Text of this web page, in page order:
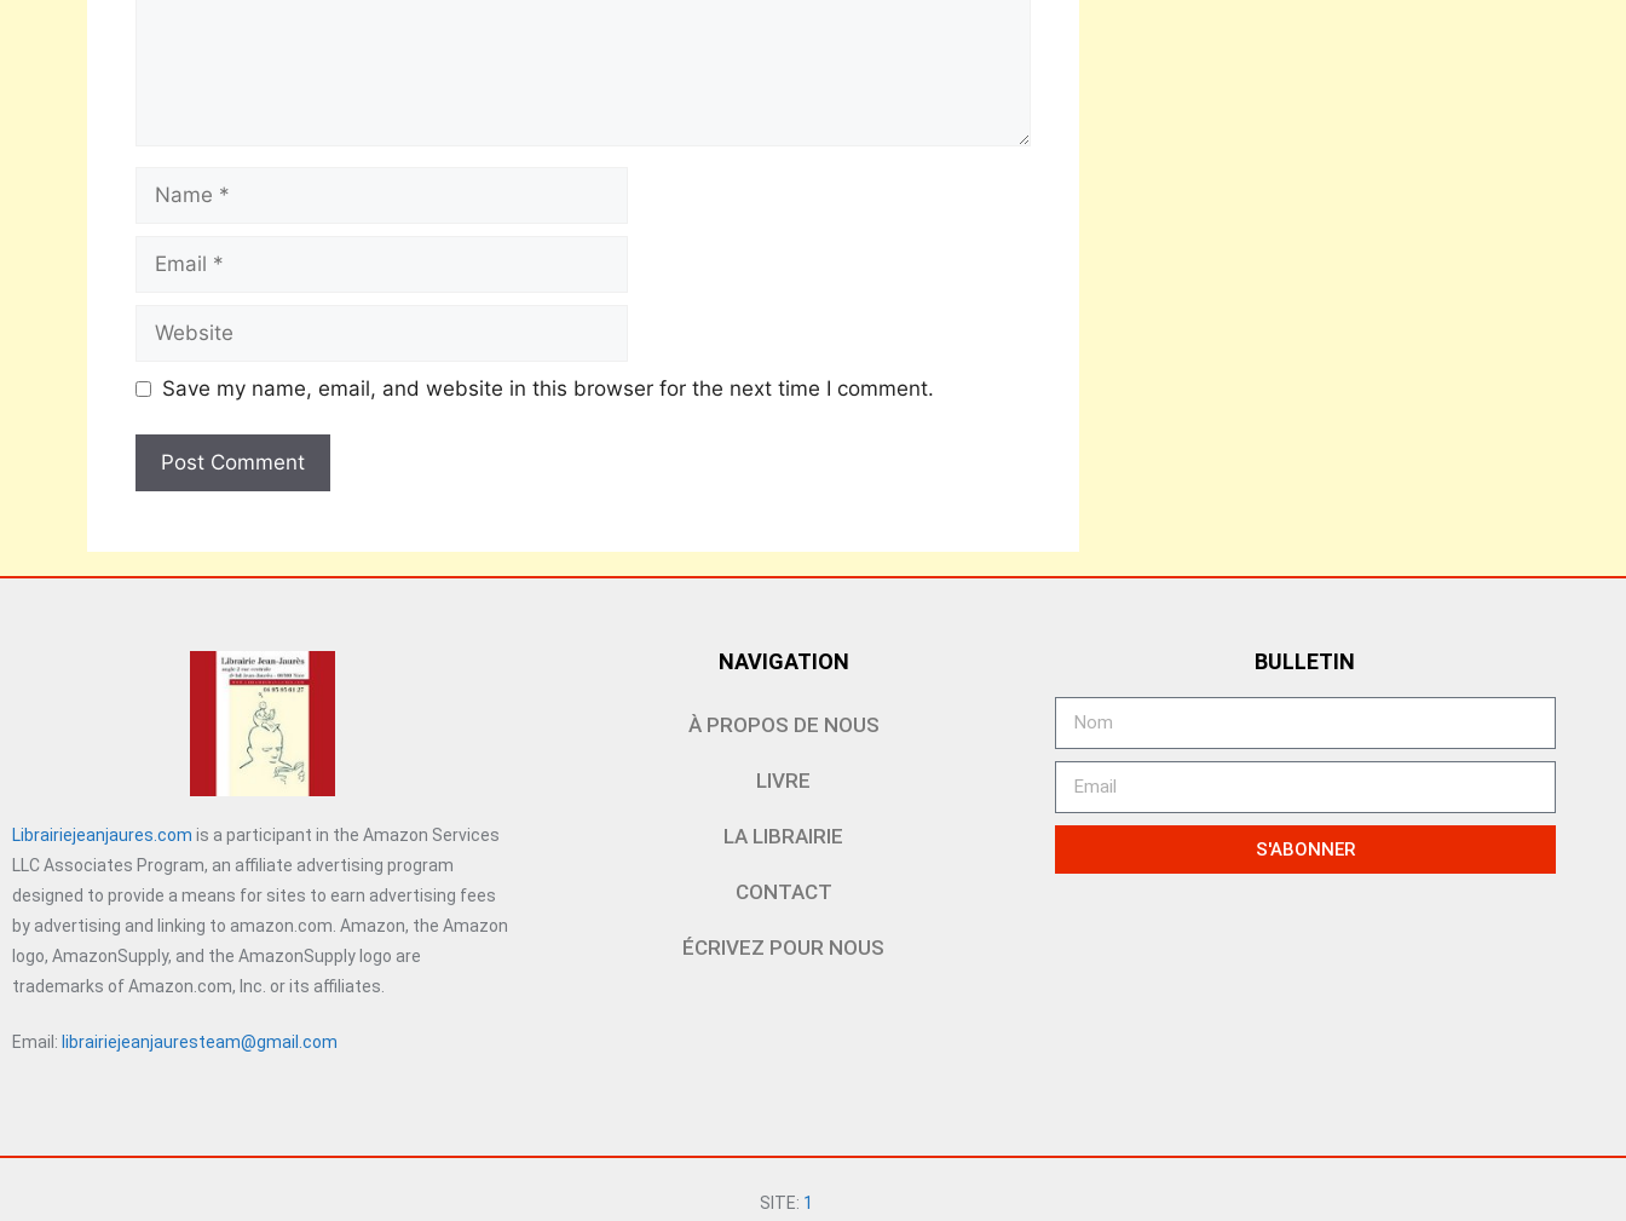
Save my name, email, and website in this browser for the next time I comment.
Librairiejeanjaures.com is a participant in the Amazon Services
LLC Associates Program, an affiliate advertising program
designed to provide a means for sites to earn advertising fees
by advertising and linking to amazon.com. Amazon, the Amazon
logo, AmazonSupply, and the AmazonSupply logo are
trademarks of Amazon.com, Inc. or its affiliates.
Email: librairiejeanjauresteam@gmail.com
NAVIGATION
À PROPOS DE NOUS
LIVRE
LA LIBRAIRIE
CONTACT
ÉCRIVEZ POUR NOUS
BULLETIN
S'ABONNER
SITE: 1